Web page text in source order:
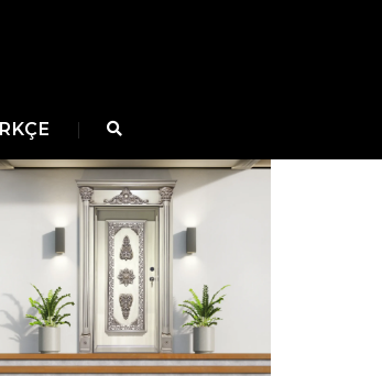
YAREN 2023
ÇELIK KAPI